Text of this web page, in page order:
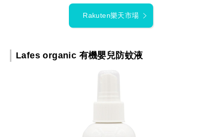
Rakuten樂天市場
Lafes organic 有機嬰兒防蚊液